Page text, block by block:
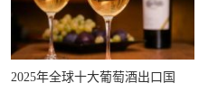
2025年全球十大葡萄酒出口国